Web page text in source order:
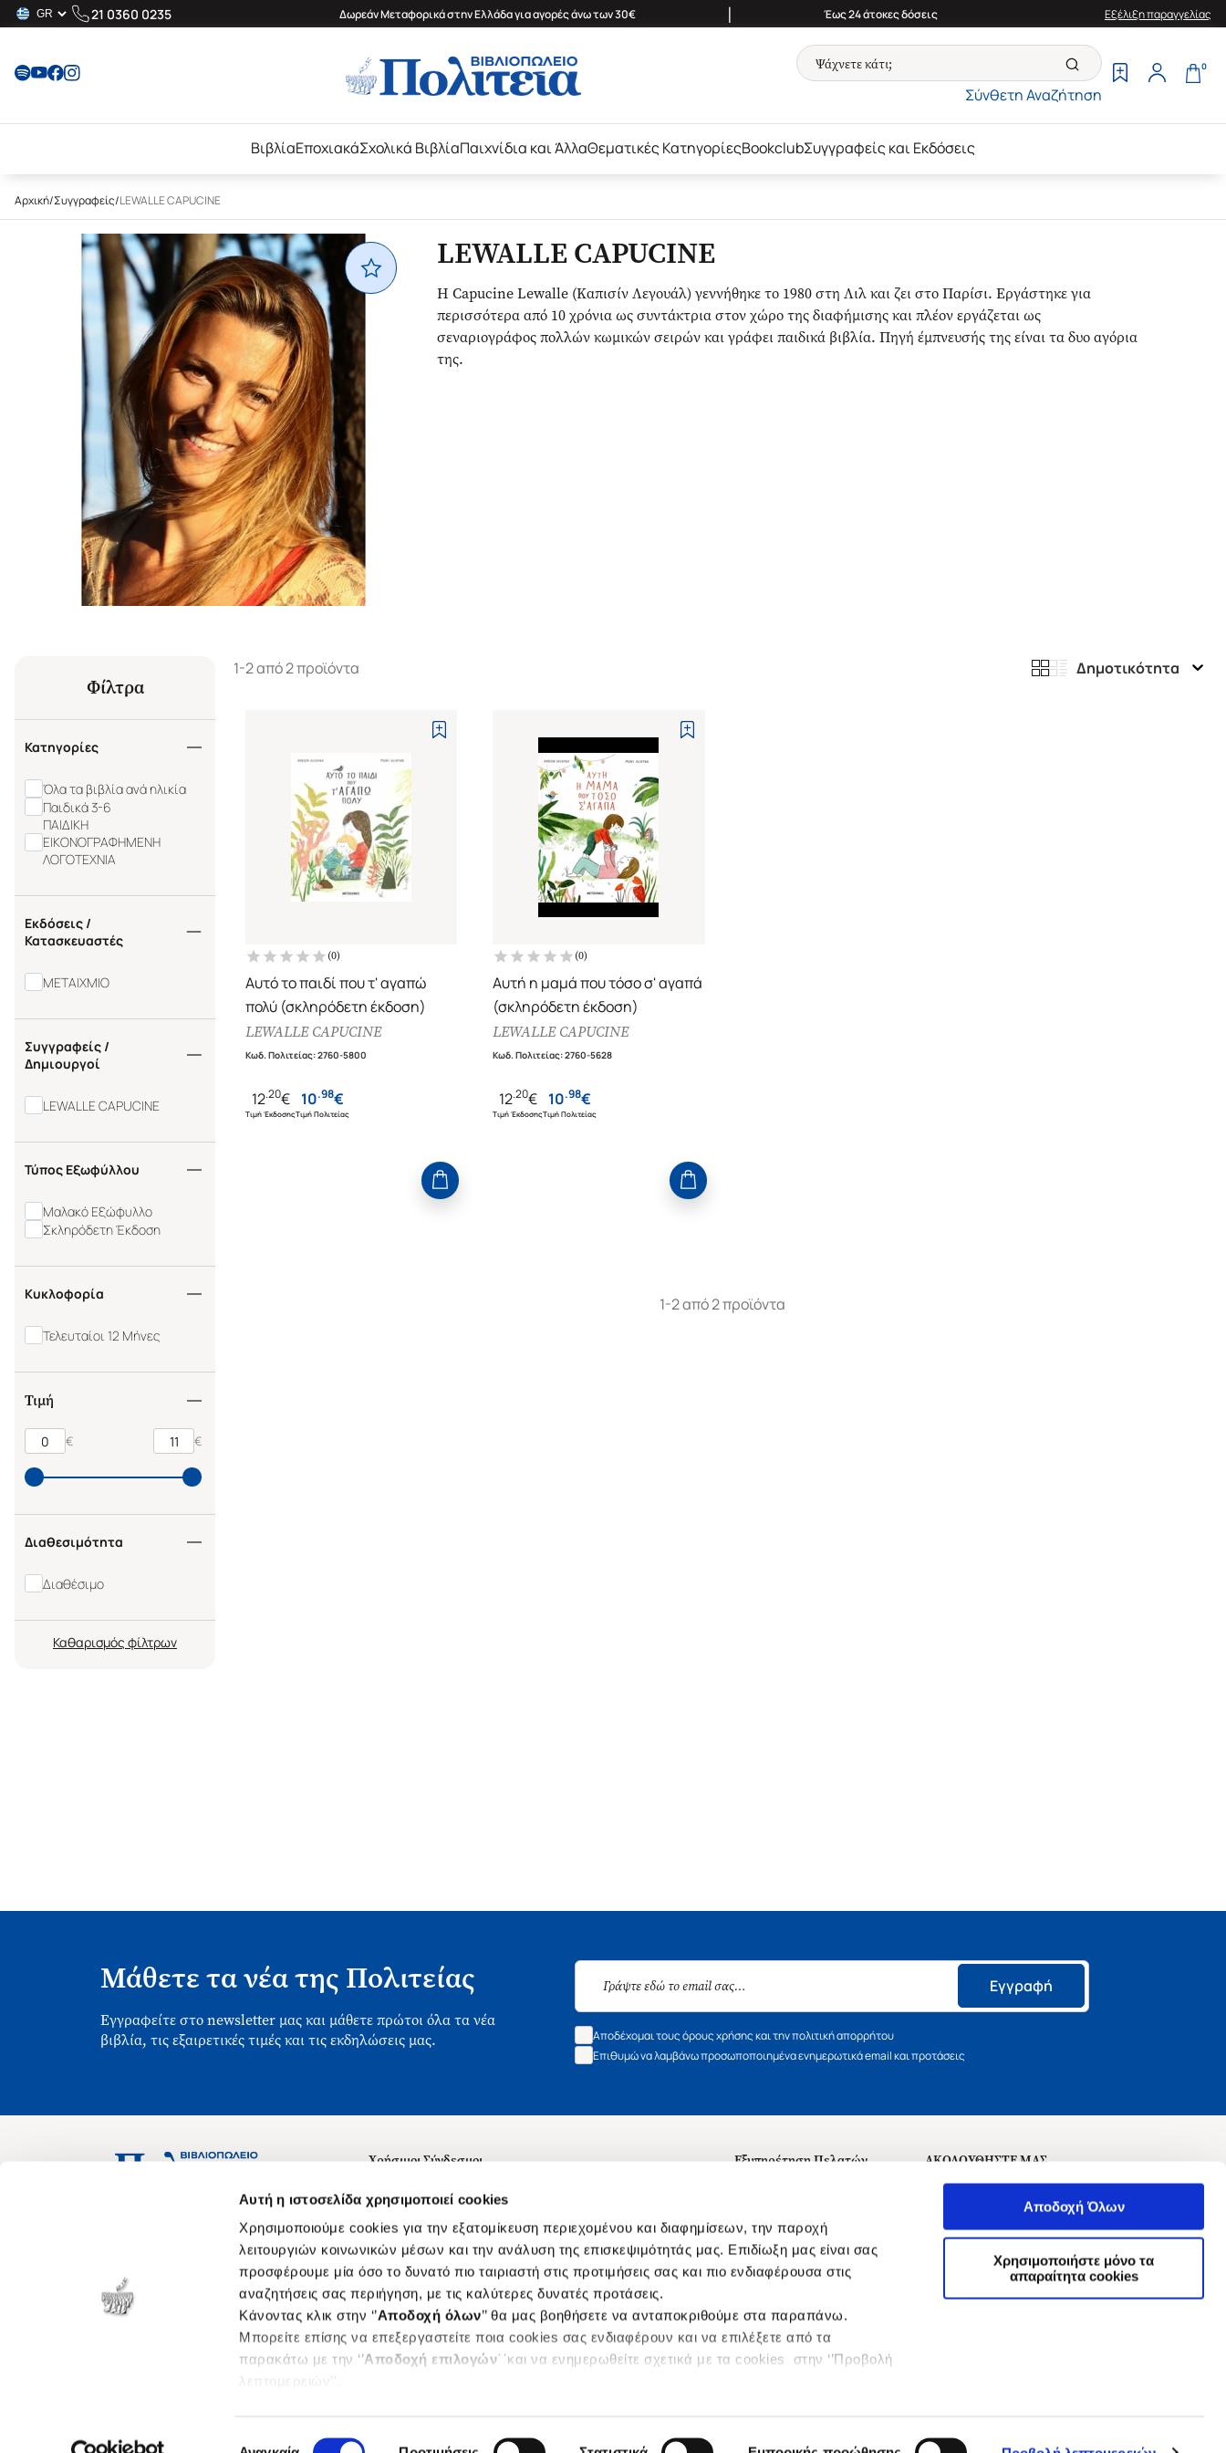
Αυτή η ιστοσελίδα χρησιμοποιεί cookies
Χρησιμοποιούμε cookies για την εξατομίκευση περιεχομένου και διαφημίσεων, την παροχή
λειτουργιών κοινωνικών μέσων και την ανάλυση της επισκεψιμότητάς μας. Επιδίωξη μας είναι σας
προσφέρουμε μία όσο το δυνατό πιο ταιριαστή στις προτιμήσεις σας και πιο ενδιαφέρουσα στις
αναζητήσεις σας περιήγηση, με τις καλύτερες δυνατές προτάσεις.
Κάνοντας κλικ στην ‘’Αποδοχή όλων’’ θα μας βοηθήσετε να ανταποκριθούμε στα παραπάνω.
Μπορείτε επίσης να επεξεργαστείτε ποια cookies σας ενδιαφέρουν και να επιλέξετε από τα
παρακάτω με την ‘’Αποδοχή επιλογών΄΄και να ενημερωθείτε σχετικά με τα cookies στην ‘’Προβολή
λεπτομερειών’’.
Αποδοχή Όλων
Χρησιμοποιήστε μόνο τα
απαραίτητα cookies
21 0360 0235 Δωρεάν Μεταφορικά στην Ελλάδα για αγορές άνω των 30€ | Έως 24 άτοκες δόσεις Εξέλιξη παραγγελίας
Σύνθετη Αναζήτηση
0
ΒιβλίαΕποχιακάΣχολικά ΒιβλίαΠαιχνίδια και ΆλλαΘεματικές ΚατηγορίεςBookclubΣυγγραφείς και Εκδόσεις
Αρχική/Συγγραφείς/LEWALLE CAPUCINE
LEWALLE CAPUCINE
Η Capucine Lewalle (Καπισίν Λεγουάλ) γεννήθηκε το 1980 στη Λιλ και ζει στο Παρίσι. Εργάστηκε για
περισσότερα από 10 χρόνια ως συντάκτρια στον χώρο της διαφήμισης και πλέον εργάζεται ως
σεναριογράφος πολλών κωμικών σειρών και γράφει παιδικά βιβλία. Πηγή έμπνευσής της είναι τα δυο αγόρια
της.
Φίλτρα
Κατηγορίες
Όλα τα βιβλία ανά ηλικία
Παιδικά 3-6
ΠΑΙΔΙΚΗ
ΕΙΚΟΝΟΓΡΑΦΗΜΕΝΗ
ΛΟΓΟΤΕΧΝΙΑ
Εκδόσεις /
Κατασκευαστές
ΜΕΤΑΙΧΜΙΟ
Συγγραφείς /
Δημιουργοί
LEWALLE CAPUCINE
Τύπος Εξωφύλλου
Μαλακό Εξώφυλλο
Σκληρόδετη Έκδοση
Κυκλοφορία
Τελευταίοι 12 Μήνες
Τιμή
€ €
Διαθεσιμότητα
Διαθέσιμο
Καθαρισμός
1-2 από 2 προϊόντα Δημοτικότητα
(0)
Αυτό το παιδί που τ' αγαπώ
πολύ (σκληρόδετη έκδοση)
LEWALLE CAPUCINE
Κωδ. Πολιτείας:2760-5800
12.20€
Τιμή Έκδοσης
10.98€
Τιμή Πολιτείας
(0)
Αυτή η μαμά που τόσο σ' αγαπά
(σκληρόδετη έκδοση)
LEWALLE CAPUCINE
Κωδ. Πολιτείας:2760-5628
12.20€
Τιμή Έκδοσης
10.98€
Τιμή Πολιτείας
1-2 από 2 προϊόντα
Μάθετε τα νέα της Πολιτείας
Εγγραφείτε στο newsletter μας και μάθετε πρώτοι όλα τα νέα
βιβλία, τις εξαιρετικές τιμές και τις εκδηλώσεις μας.
Εγγραφή
Αποδέχομαι τους όρους χρήσης και την πολιτική απορρήτου
Επιθυμώ να λαμβάνω προσωποποιημένα ενημερωτικά email και προτάσεις
Ασκληπιού 1-3, Αθήνα 106 79
Χρήσιμοι Σύνδεσμοι
Σχετικά με εμάς
Θέσεις Εργασίας
Οδηγίες για τις "Λίστες Επιθυμητών" και τη Βιβλιοθήκη
Οδηγίες Χρήσης Αναζήτησης
Νόμος Ενιαίας Τιμής Βιβλίων
Cookies
Εξυπηρέτηση Πελατών
B2B
Δικαίωμα Υπαναχώρησης
ΑΚΟΛΟΥΘΗΣΤΕ ΜΑΣ